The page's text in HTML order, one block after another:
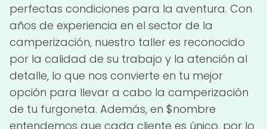
perfectas condiciones para la aventura. Con
años de experiencia en el sector de la
camperización, nuestro taller es reconocido
por la calidad de su trabajo y la atención al
detalle, lo que nos convierte en tu mejor
opción para llevar a cabo la camperización
de tu furgoneta. Además, en $nombre
entendemos que cada cliente es único, por lo